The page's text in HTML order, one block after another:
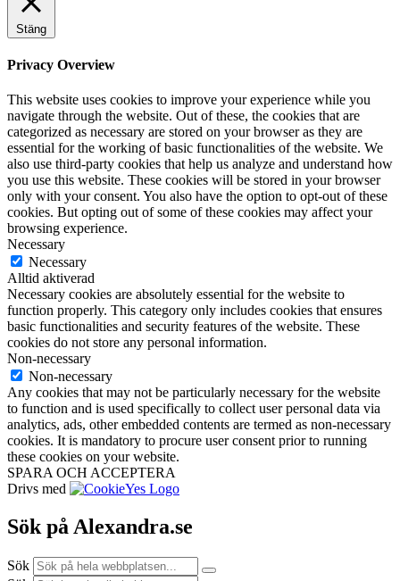
Stäng
Privacy Overview
This website uses cookies to improve your experience while you
navigate through the website. Out of these, the cookies that are
categorized as necessary are stored on your browser as they are
essential for the working of basic functionalities of the website. We
also use third-party cookies that help us analyze and understand how
you use this website. These cookies will be stored in your browser
only with your consent. You also have the option to opt-out of these
cookies. But opting out of some of these cookies may affect your
browsing experience.
Necessary
Necessary
Alltid aktiverad
Necessary cookies are absolutely essential for the website to
function properly. This category only includes cookies that ensures
basic functionalities and security features of the website. These
cookies do not store any personal information.
Non-necessary
Non-necessary
Any cookies that may not be particularly necessary for the website
to function and is used specifically to collect user personal data via
analytics, ads, other embedded contents are termed as non-necessary
cookies. It is mandatory to procure user consent prior to running
these cookies on your website.
SPARA OCH ACCEPTERA
Drivs med
Sök på Alexandra.se
Sök